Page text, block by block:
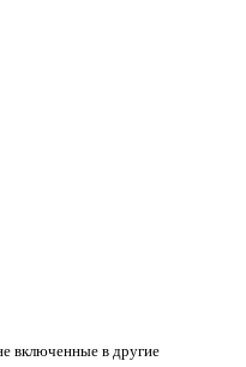
включенные в другие